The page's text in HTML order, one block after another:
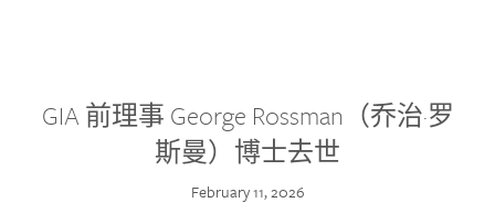
GIA 前理事 George Rossman（乔治·罗
斯曼）博士去世
February 11, 2026